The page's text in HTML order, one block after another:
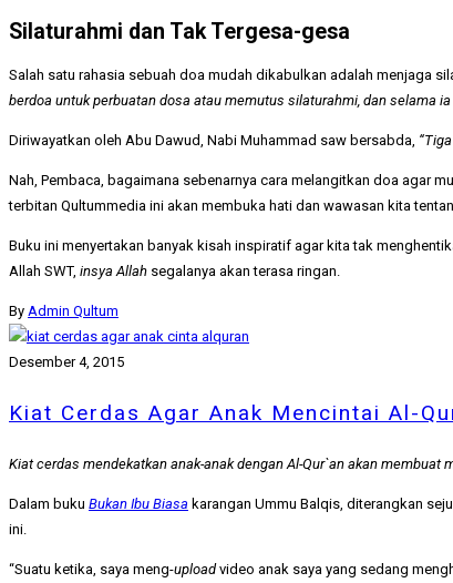
Silaturahmi dan Tak Tergesa-gesa
Salah satu rahasia sebuah doa mudah dikabulkan adalah menjaga
berdoa untukperbuatan dosa atau memutus silaturahmi, dan selama
Diriwayatkan oleh Abu Dawud, Nabi Muhammad saw bersabda,
Nah, Pembaca, bagaimana sebenarnya cara melangitkan doa agar
terbitan Qultummedia ini akan membuka hati dan wawasan kita
Buku ini menyertakan banyak kisah inspiratif agar kita tak
Allah SWT, insya Allah segalanya akan terasa ringan.
By Admin Qultum
Desember 4, 2015
Kiat Cerdas Agar Anak Mencintai Al-
Kiat cerdas mendekatkan anak-anak dengan Al-Qur`an akan
Dalam buku Bukan Ibu Biasa karangan Ummu Balqis, diterangkan
ini.
“Suatu ketika, saya meng-uploadvideo anak saya yang sedang